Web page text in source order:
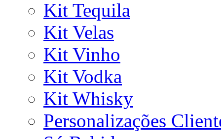
Kit Tequila
Kit Velas
Kit Vinho
Kit Vodka
Kit Whisky
Personalizações